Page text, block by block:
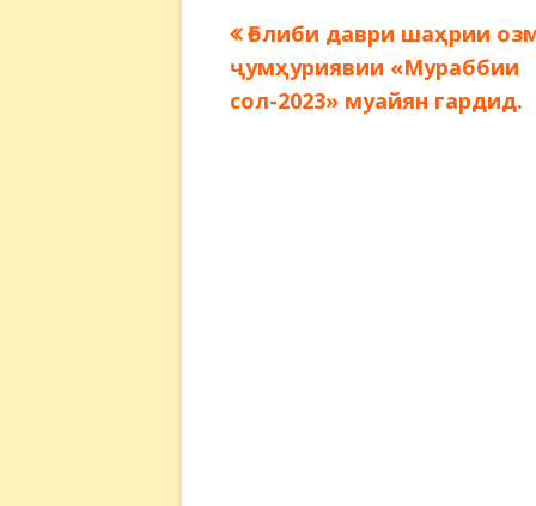
Навигация
по
Предыдущая
запись:
Ғолиби даври шаҳрии
ҷумҳуриявии «Мураббии
сол-2023» муайян гардид.